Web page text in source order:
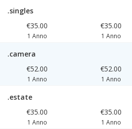
.singles
€35.00
1 Anno
€35.00
1 Anno
.camera
€52.00
1 Anno
€52.00
1 Anno
.estate
€35.00
1 Anno
€35.00
1 Anno